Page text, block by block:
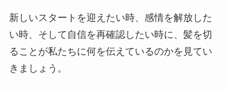
新しいスタートを迎えたい時、感情を解放した
い時、そして自信を再確認したい時に、髪を切
ることが私たちに何を伝えているのかを見てい
きましょう。